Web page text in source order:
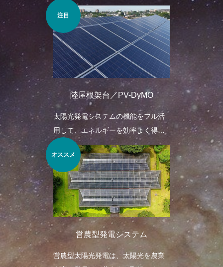
起こす事業を展開しています。最新
の技術で人類を未来へと導くサービ
スや情報をよりわかりやすく皆さま
にお伝えしていきたいと思っており
ます。
注目
陸屋根架台／PV-DyMO
太陽光発電システムの機能をフル活
用して、エネルギーを効率よく得る
オススメ
営農型発電システム
営農型太陽光発電は、太陽光を農業